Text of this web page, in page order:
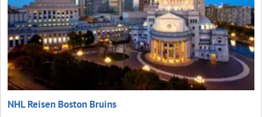
NHL Reisen Boston Bruins